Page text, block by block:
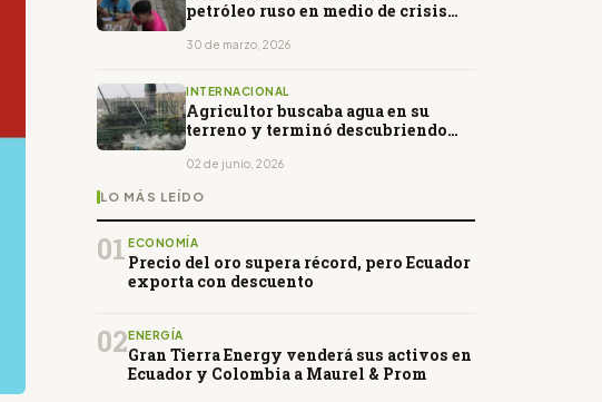
petróleo ruso en medio de crisis
30 de marzo, 2026
INTERNACIONAL
Agricultor buscaba agua en su
terreno y terminó descubriendo
profundidad en Brasil
02 de junio, 2026
LO MÁS LEÍDO
01 ECONOMÍA
Precio del oro supera récord, pero Ecuador
exporta con descuento
02 ENERGÍA
Gran Tierra Energy venderá sus activos en
Ecuador y Colombia a Maurel & Prom